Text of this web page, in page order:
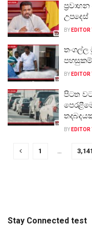
උපදෙස්
BY EDITOR
තංගල්ල
BY EDITOR
පිටත
BY EDITOR
1 3,141
Stay Connected test